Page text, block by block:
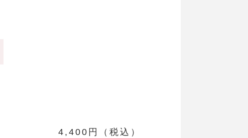
4,400円（税込）